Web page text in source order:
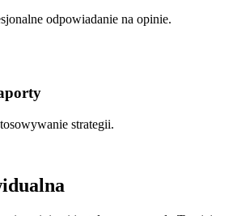
odpowiadanie na opinie.
strategii.